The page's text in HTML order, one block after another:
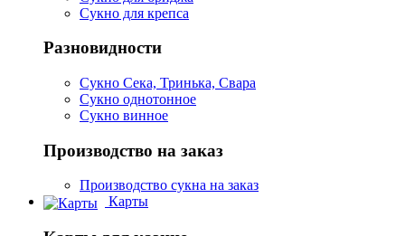
Сукно для крепса
Разновидности
Сукно Сека, Тринька, Свара
Сукно однотонное
Сукно винное
Производство на заказ
Производство сукна на заказ
Карты